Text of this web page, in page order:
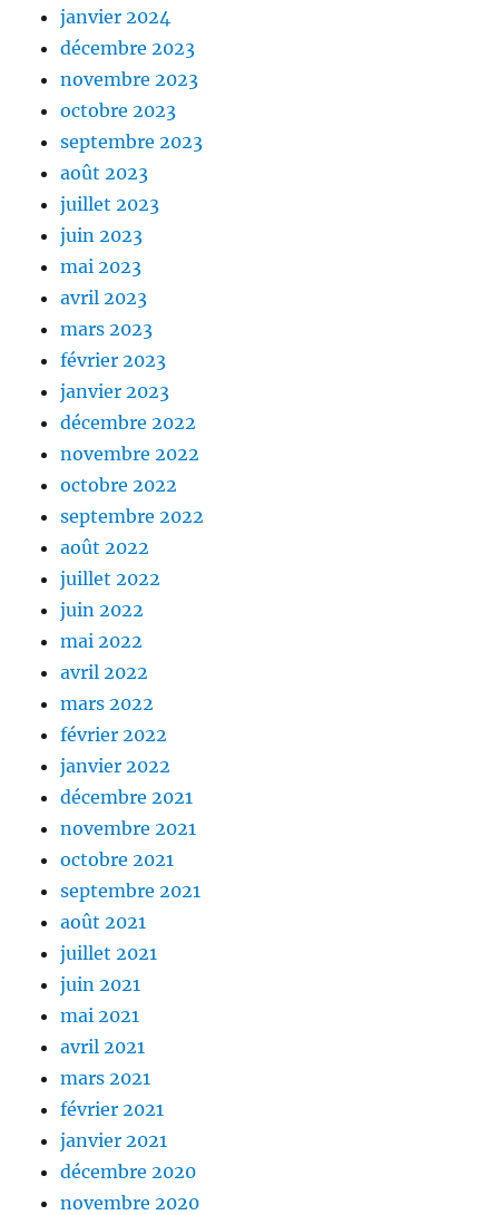
janvier 2024
décembre 2023
novembre 2023
octobre 2023
septembre 2023
août 2023
juillet 2023
juin 2023
mai 2023
avril 2023
mars 2023
février 2023
janvier 2023
décembre 2022
novembre 2022
octobre 2022
septembre 2022
août 2022
juillet 2022
juin 2022
mai 2022
avril 2022
mars 2022
février 2022
janvier 2022
décembre 2021
novembre 2021
octobre 2021
septembre 2021
août 2021
juillet 2021
juin 2021
mai 2021
avril 2021
mars 2021
février 2021
janvier 2021
décembre 2020
novembre 2020